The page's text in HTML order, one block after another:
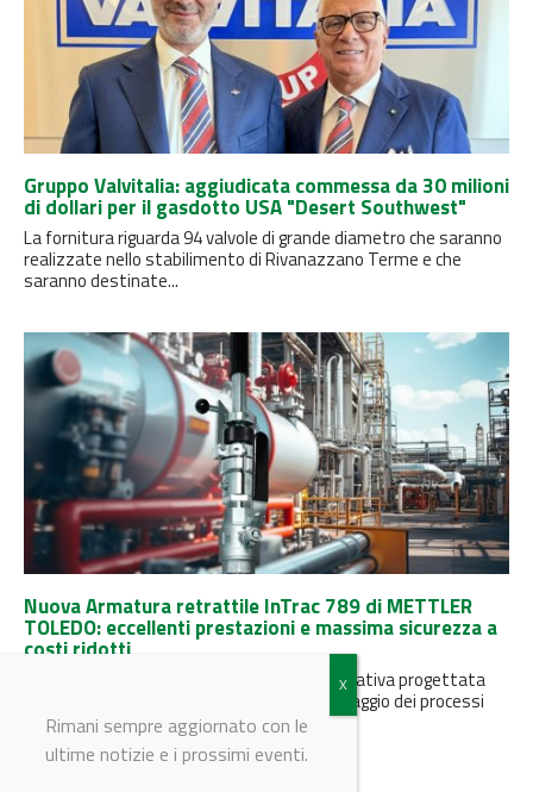
Gruppo Valvitalia: aggiudicata commessa da 30 milioni
di dollari per il gasdotto USA "Desert Southwest"
La fornitura riguarda 94 valvole di grande diametro che saranno
realizzate nello stabilimento di Rivanazzano Terme e che
saranno destinate...
Nuova Armatura retrattile InTrac 789 di METTLER
TOLEDO: eccellenti prestazioni e massima sicurezza a
costi ridotti
L'armatura InTrac 789 è una soluzione innovativa progettata
per migliorare significativamente il monitoraggio dei processi
industriali, offrendo un equilibrio ottimale...
Rimani sempre aggiornato con le
ultime notizie e i prossimi eventi.